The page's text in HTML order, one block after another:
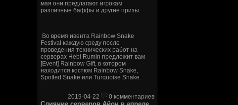
мая они предлагают игрокам
различные баффы и другие призы.
Во время ивента Rainbow Snake
Festival каждую среду после
проведения технических работ на
серверах Hebi Rumin предложит вам
[Event] Rainbow Gift, в котором
находится костюм Rainbow Snake,
Spotted Snake или Turquoise Snake.
2019-04-22 0 комментариев